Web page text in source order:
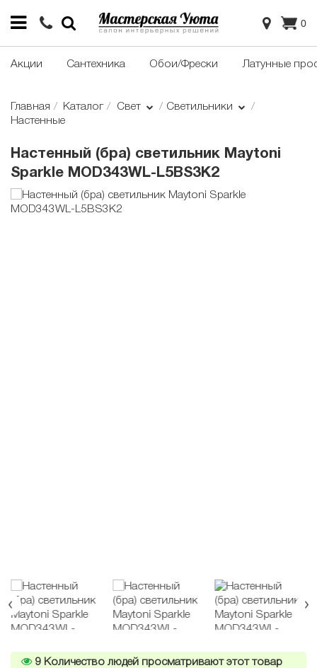
0
Акции Сантехника Обои/Фрески Латунные
Главная Каталог Свет
Светильники
Настенные
Настенный (бра) светильник Maytoni
Sparkle MOD343WL-L5BS3K2
9 Количество людей просматривают этот товар